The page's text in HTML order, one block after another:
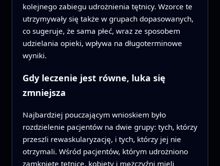
kolejnego zabiegu udrożnienia tętnicy. Wzorce te
utrzymywały się także w grupach dopasowanych,
co sugeruje, że sama płeć, wraz ze sposobem
udzielania opieki, wpływa na długoterminowe
wyniki.
Gdy leczenie jest równe, luka się
zmniejsza
Najbardziej pouczającym wnioskiem było
rozdzielenie pacjentów na dwie grupy: tych, którzy
przeszli rewaskularyzację, i tych, którzy jej nie
otrzymali. Wśród pacjentów, którym udrożniono
zamknięte tętnice, kobiety i mężczyźni mieli